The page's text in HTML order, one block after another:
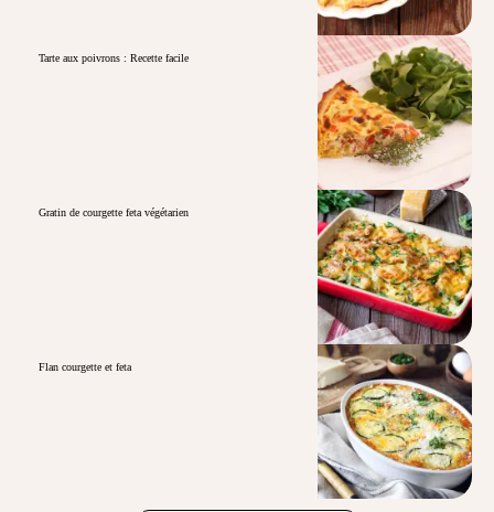
Tarte aux poivrons : Recette facile
Gratin de courgette feta végétarien
Flan courgette et feta